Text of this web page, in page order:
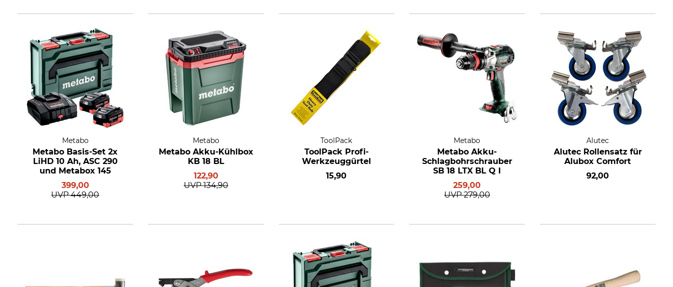
Metabo
Metabo Basis-Set 2x
LiHD 10 Ah, ASC 290
und Metabox 145
399,00
UVP 449,00
Metabo
Metabo Akku-Kühlbox
KB 18 BL
122,90
UVP 134,90
ToolPack
ToolPack Profi-
Werkzeuggürtel
15,90
Metabo
Metabo Akku-
Schlagbohrschrauber
SB 18 LTX BL Q I
259,00
UVP 279,00
Alutec
Alutec Rollensatz für
Alubox Comfort
92,00